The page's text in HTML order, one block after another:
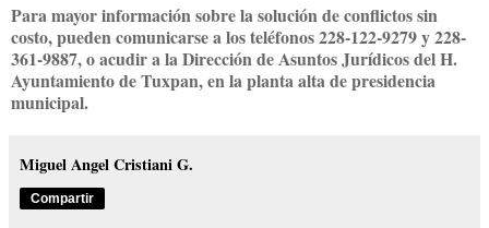
Para mayor información sobre la solución de conflictos sin
costo, pueden comunicarse a los teléfonos 228-122-9279 y 228-
361-9887, o acudir a la Dirección de Asuntos Jurídicos del H.
Ayuntamiento de Tuxpan, en la planta alta de presidencia
municipal.
Miguel Angel Cristiani G.
Compartir